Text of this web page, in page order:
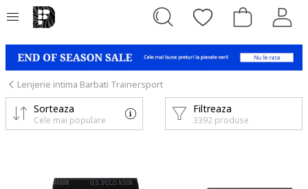
Lenjerie intima Barbati Trainersport
Filtreaza
3392 produse
Sorteaza
Cele mai populare